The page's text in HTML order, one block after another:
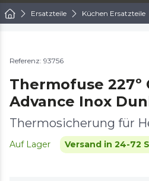
Ersatzteile Küchen Ersatzteile
Referenz: 93756
Thermofuse 227º
Advance Inox
Thermosicherung für
Auf Lager Versand in 24-72